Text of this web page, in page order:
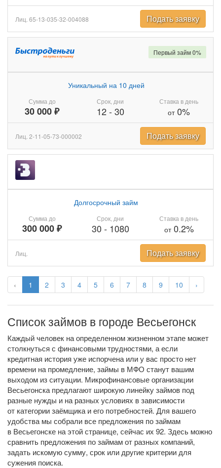
‹ 1 2 3 4 5 6 7 8 9 10 ›
Лиц. 65-13-035-32-004088 Подать заявку
Сумма до
30 000 ₽
Уникальный на 10 дней
Срок, дни
12- 30
Ставка в день
от0%
Первый займ 0%
Лиц. 2-11-05-73-000002 Подать заявку
Сумма до
300 000 ₽
Долгосрочный займ
Срок, дни
30 - 1080
Ставка в день
от0.2%
Лиц. Подать заявку
Список займов в городе Весьегонск
Каждый человек на определенном жизненном этапе может
столкнуться с финансовыми трудностями, а если
кредитная история уже испорчена или у вас просто нет
времени на промедление, займы в МФО станут вашим
выходом из ситуации. Микрофинансовые организации
Весьегонска предлагают широкую линейку займов под
разные нужды и на разных условиях в зависимости
от категории заёмщика и его потребностей. Для вашего
удобства мы собрали все предложения по займам
в Весьегонске на этой странице, сейчас их 92. Здесь можно
сравнить предложения по займам от разных компаний,
задать искомую сумму, срок или другие критерии для
сужения поиска.